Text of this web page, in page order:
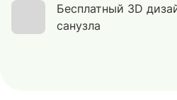
Бесплатный 3D
санузла